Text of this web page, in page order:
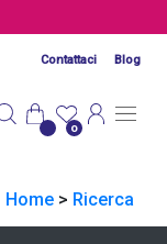
Contattaci Blog
0
Home > Ricerca